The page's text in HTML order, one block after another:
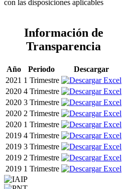
con las disposiciones aplicables
Información de
Transparencia
Año Periodo
Descargar
2021 1 Trimestre
2020 4 Trimestre
2020 3 Trimestre
2020 2 Trimestre
2020 1 Trimestre
2019 4 Trimestre
2019 3 Trimestre
2019 2 Trimestre
2019 1 Trimestre